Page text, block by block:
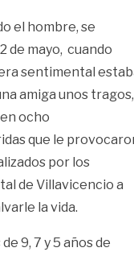
el hombre, se
de mayo, cuando
sentimental
amiga unos tragos,
ocho
que le
por los
de Villavicencio a
la vida.
9, 7 y 5 años de